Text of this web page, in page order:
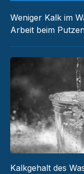
Weniger Kalk im
Arbeit beim
Kalkgehalt des